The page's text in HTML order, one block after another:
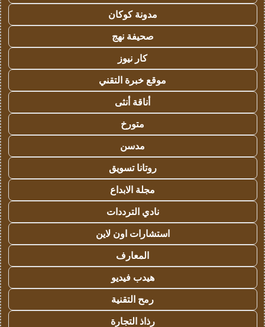
مدونة كوكان
صحيفة نهج
كار نيوز
موقع خبرة التقني
أناقة أنثى
متورخ
مدسن
روتانا تسويق
مجلة الابداع
نادي الترددات
استشارات اون لاين
المعارف
هيدب فيديو
رمح التقنية
رذاذ التجارة